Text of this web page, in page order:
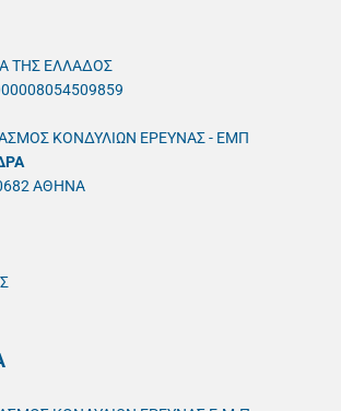
ΤΗΣ ΕΛΛΑΔΟΣ
ΚΟΝΔΥΛΙΩΝ ΕΡΕΥΝΑΣ - ΕΜΠ
ΑΘΗΝΑ